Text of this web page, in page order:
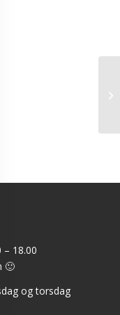
– 18.00
🙂
og torsdag